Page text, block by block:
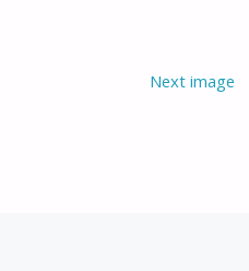
Next image